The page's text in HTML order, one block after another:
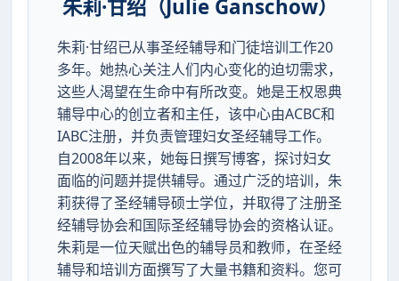
朱莉·甘绍（Julie Ganschow）
朱莉·甘绍已从事圣经辅导和门徒培训工作20
多年。她热心关注人们内心变化的迫切需求，
这些人渴望在生命中有所改变。她是王权恩典
辅导中心的创立者和主任，该中心由ACBC和
IABC注册，并负责管理妇女圣经辅导工作。
自2008年以来，她每日撰写博客，探讨妇女
面临的问题并提供辅导。通过广泛的培训，朱
莉获得了圣经辅导硕士学位，并取得了注册圣
经辅导协会和国际圣经辅导协会的资格认证。
朱莉是一位天赋出色的辅导员和教师，在圣经
辅导和培训方面撰写了大量书籍和资料。您可